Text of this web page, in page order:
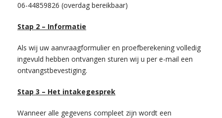
06-44859826 (overdag bereikbaar)
Stap 2 – Informatie
Als wij uw aanvraagformulier en proefberekening volledig
ingevuld hebben ontvangen sturen wij u per e-mail een
ontvangstbevestiging.
Stap 3 – Het intakegesprek
Wanneer alle gegevens compleet zijn wordt een